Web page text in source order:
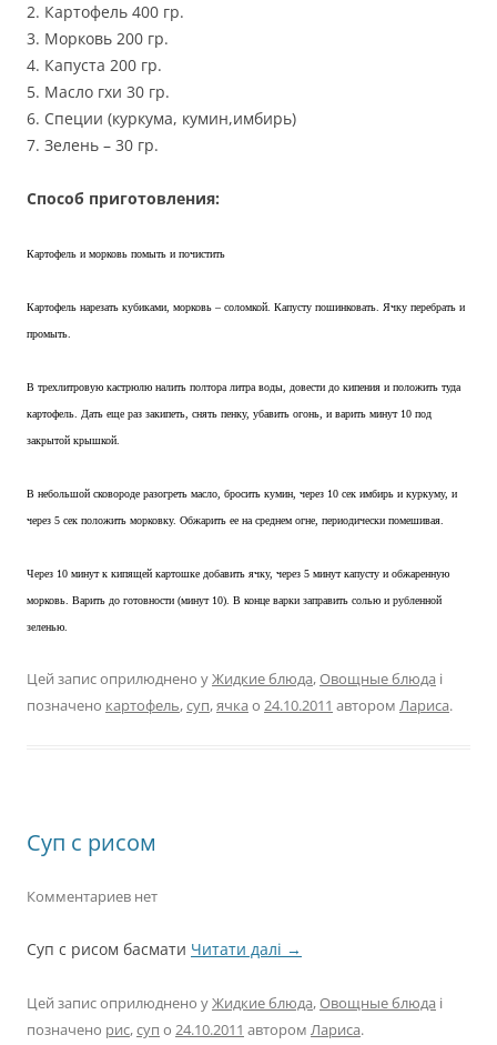
2. Картофель 400 гр.
3. Морковь 200 гр.
4. Капуста 200 гр.
5. Масло гхи 30 гр.
6. Специи (куркума, кумин,имбирь)
7. Зелень – 30 гр.
Способ приготовления:
Картофель и морковь помыть и почистить
Картофель нарезать кубиками, морковь – соломкой. Капусту пошинковать. Ячку перебрать и
промыть.
В трехлитровую кастрюлю налить полтора литра воды, довести до кипения и положить туда
картофель. Дать еще раз закипеть, снять пенку, убавить огонь, и варить минут 10 под
закрытой крышкой.
В небольшой сковороде разогреть масло, бросить кумин, через 10 сек имбирь и куркуму, и
через 5 сек положить морковку. Обжарить ее на среднем огне, периодически помешивая.
Через 10 минут к кипящей картошке добавить ячку, через 5 минут капусту и обжаренную
морковь. Варить до готовности (минут 10). В конце варки заправить солью и рубленной
зеленью.
Цей запис оприлюднено уЖидкие блюда,Овощные блюда і
позначено картофель,суп,ячка о 24.10.2011 автором Лариса.
Суп с рисом
Комментариев нет
Суп с рисом басмати Читати далі →
Цей запис оприлюднено уЖидкие блюда,Овощные блюда і
позначено рис,суп о 24.10.2011 автором Лариса.